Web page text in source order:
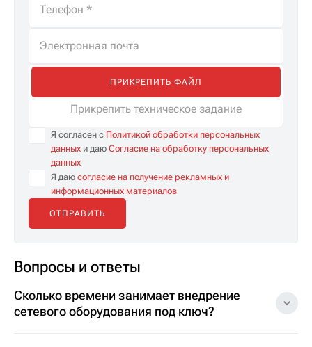
ПРИКРЕПИТЬ ФАЙЛ
Прикрепить техническое задание
Я согласен с Политикой обработки персональных
данных и даю Согласие на обработку персональных
данных
Я даю согласие на получение рекламных и
информационных материалов
Вопросы и ответы
Сколько времени занимает внедрение
сетевого оборудования под ключ?